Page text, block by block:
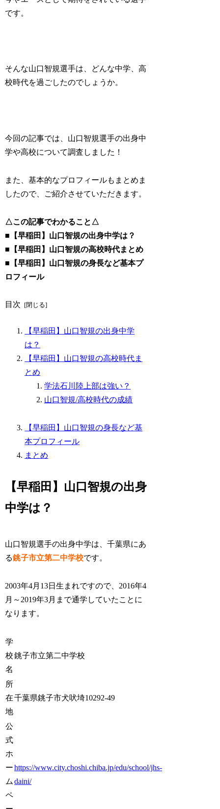
です。
そんな山口智規選手は、どんな中学、高
校時代を過ごしたのでしょうか。
今回の記事では、山口智規選手の出身中
学や高校について調査しました！
また、基本的なプロフィールもまとめま
したので、ご紹介させていただきます。
△この記事でわかること△
■【早稲田】山口智規の出身中学は？
■【早稲田】山口智規の高校時代まとめ
■【早稲田】山口智規の身長など基本プ
ロフィール
目次
【早稲田】山口智規の出身中学
は？
【早稲田】山口智規の高校時代ま
とめ
学法石川陸上部は強い？
山口智規/高校時代の成績
【早稲田】山口智規の身長など基
本プロフィール
まとめ
【早稲田】山口智規の出身
中学は？
山口智規選手の出身中学は、千葉県にあ
る銚子市立第二中学校です。
2003年4月13日生まれですので、2016年4
月～2019年3月まで通学していたことに
なります。
学
校
名
銚子市立第二中学校
所
在
地
千葉県銚子市犬吠埼10292-49
公
式
ホ
ー
ム
ペ
https://www.city.choshi.chiba.jp/edu/school/jhs-
daini/